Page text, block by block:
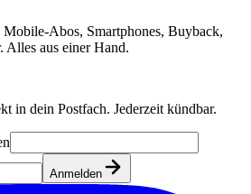
Mobile-Abos, Smartphones, Buyback,
Alles aus einer Hand.
in dein Postfach. Jederzeit kündbar.
Anmelden